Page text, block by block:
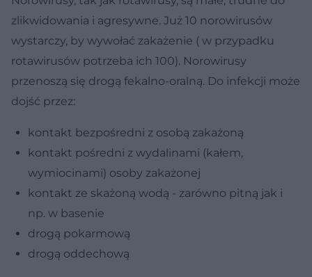
zlikwidowania i agresywne. Już 10 norowirusów
wystarczy, by wywołać zakażenie ( w przypadku
rotawirusów potrzeba ich 100). Norowirusy
przenoszą się drogą fekalno-oralną. Do infekcji może
dojść przez:
kontakt bezpośredni z osobą zakażoną
kontakt pośredni z wydalinami (kałem,
wymiocinami) osoby zakażonej
kontakt ze skażoną wodą - zarówno pitną jak i
np. w basenie
drogą pokarmową
drogą oddechową